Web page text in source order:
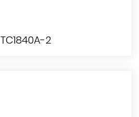
TC1840A-2